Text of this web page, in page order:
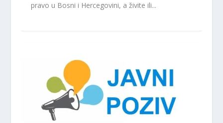
pravo u Bosni i Hercegovini, a živite ili...